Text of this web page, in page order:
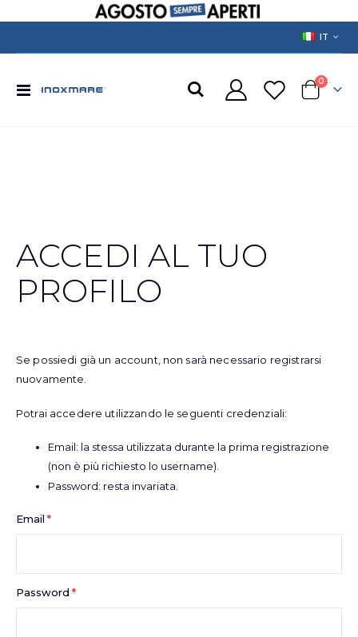
LANGUAGE
IT
Toggle
Cart
0prodotti
ACCEDI AL TUO
PROFILO
Se possiedi già un account, non sarà necessario registrarsi
nuovamente.
Potrai accedere utilizzando le seguenti credenziali:
Email: la stessa utilizzata durante la prima registrazione
(non è più richiesto lo username).
Password: resta invariata.
Email
Password